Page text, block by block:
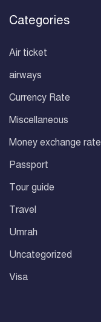
Categories
Air ticket
airways
Currency Rate
Miscellaneous
Money exchange rate
Passport
Tour guide
Travel
Umrah
Uncategorized
Visa